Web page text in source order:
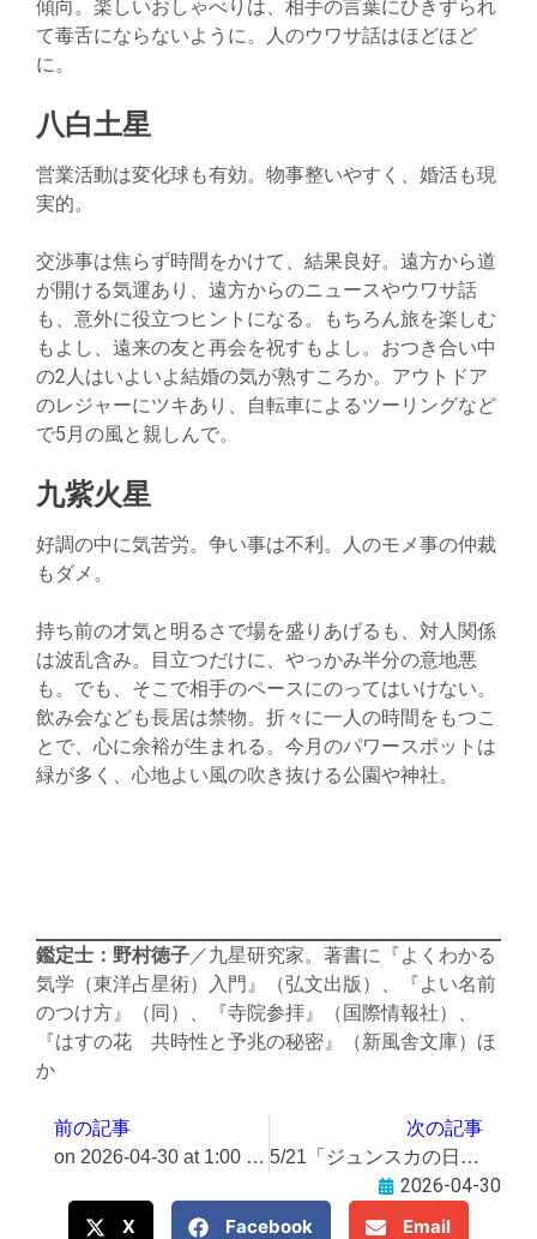
傾向。楽しいおしゃべりは、相手の言葉にひきずられ
て毒舌にならないように。人のウワサ話はほどほど
に。
八白土星
営業活動は変化球も有効。物事整いやすく、婚活も現
実的。
交渉事は焦らず時間をかけて、結果良好。遠方から道
が開ける気運あり、遠方からのニュースやウワサ話
も、意外に役立つヒントになる。もちろん旅を楽しむ
もよし、遠来の友と再会を祝すもよし。おつき合い中
の2人はいよいよ結婚の気が熟すころか。アウトドア
のレジャーにツキあり、自転車によるツーリングなど
で5月の風と親しんで。
九紫火星
好調の中に気苦労。争い事は不利。人のモメ事の仲裁
もダメ。
持ち前の才気と明るさで場を盛りあげるも、対人関係
は波乱含み。目立つだけに、やっかみ半分の意地悪
も。でも、そこで相手のペースにのってはいけない。
飲み会なども長居は禁物。折々に一人の時間をもつこ
とで、心に余裕が生まれる。今月のパワースポットは
緑が多く、心地よい風の吹き抜ける公園や神社。
鑑定士：野村徳子 ／九星研究家。著書に『よくわかる
気学（東洋占星術）入門』（弘文出版）、『よい名前
のつけ方』（同）、『寺院参拝』（国際情報社）、
『はすの花 共時性と予兆の秘密』（新風舎文庫）ほ
か
前の記事
on 2026-04-30 at 1:00 PM NSC(近隣型ショッピングセンター)「MCUD Retail東村山」竣工のお知らせ​＠Press 最新のプレスリリース一覧
次の記事
5/21「ジュンスカの日」に手形銘板をお披露目〜各市報から情報ピックアップ！ 4/30配信「聴くタウン通信」
2026-04-30
X
Facebook Email